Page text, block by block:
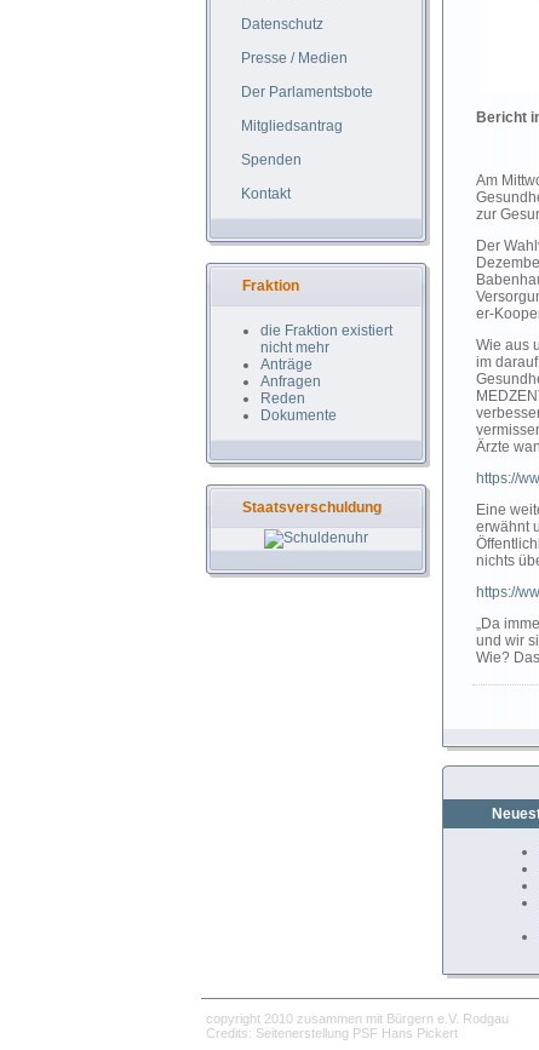
Datenschutz
Presse / Medien
Der Parlamentsbote
Mitgliedsantrag
Spenden
Kontakt
Fraktion
die Fraktion existiert
nicht mehr
Anträge
Anfragen
Reden
Dokumente
Staatsverschuldung
Bericht
Am
zur
Der
er-
Wie aus
im
Ärzte
https://
Eine
erwähnt
nichts
https://
„Da
und wir
Wie?
copyright 2010 zusammen mit Bürgern e.V. Rodgau
Credits: Seitenerstellung PSF Hans Pickert